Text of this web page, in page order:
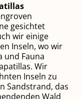
gesichtet
wir einige
Inseln, wo wir
und Fauna
Wir
Inseln zu
Sandstrand, das
Wald